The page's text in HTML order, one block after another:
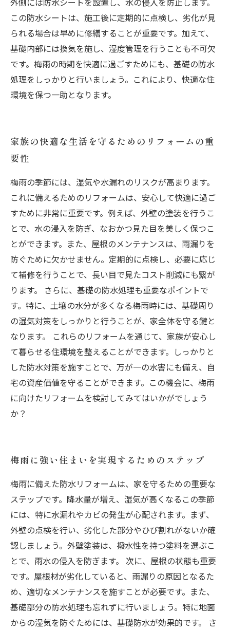
この防水シートは、施工後に定期的に点検し、劣化が見
られる場合は早めに修繕することが重要です。加えて、
基礎内部には換気を施し、湿度管理を行うことも不可欠
です。梅雨の時期を快適に過ごすためにも、基礎の防水
処理をしっかりと行いましょう。これにより、快適な住
環境を保つ一助となります。
家族の快適な生活を守るためのリフォームの重
要性
梅雨の季節には、湿気や水漏れのリスクが高まります。
これに備えるためのリフォームは、安心して快適に過ご
すために非常に重要です。例えば、外壁の塗装を行うこ
とで、水の浸入を防ぎ、なおかつ見た目を美しく保つこ
とができます。また、屋根のメンテナンスは、雨漏りを
防ぐために欠かせません。定期的に点検し、必要に応じ
て補修を行うことで、長い目で見たコスト削減にも繋が
ります。 さらに、基礎の防水処理も重要なポイントで
す。特に、土壌の水分が多くなる梅雨時には、基礎周り
の湿気対策をしっかりと行うことが、家全体を守る鍵と
なります。 これらのリフォームを通じて、家族が安心し
て暮らせる住環境を整えることができます。しっかりと
した防水対策を施すことで、万が一の水害にも備え、自
宅の資産価値を守ることができます。この機会に、梅雨
に向けたリフォームを検討してみてはいかがでしょう
か？
梅雨に強い住まいを実現するためのステップ
梅雨に備えた防水リフォームは、家を守るための重要な
ステップです。降水量が増え、湿気が高くなるこの季節
には、特に水漏れやカビの発生が心配されます。まず、
外壁の点検を行い、劣化した部分やひび割れがないか確
認しましょう。外壁塗装は、撥水性を持つ塗料を選ぶこ
とで、雨水の侵入を防ぎます。 次に、屋根の状態も重要
です。屋根材が劣化していると、雨漏りの原因となるた
め、適切なメンテナンスを施すことが必要です。また、
基礎部分の防水処理も忘れずに行いましょう。特に地面
からの湿気を防ぐためには、基礎防水が効果的です。 さ